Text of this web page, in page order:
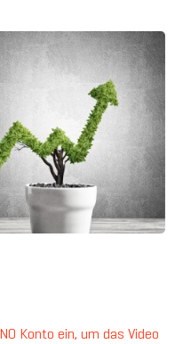
Konto ein, um das Video